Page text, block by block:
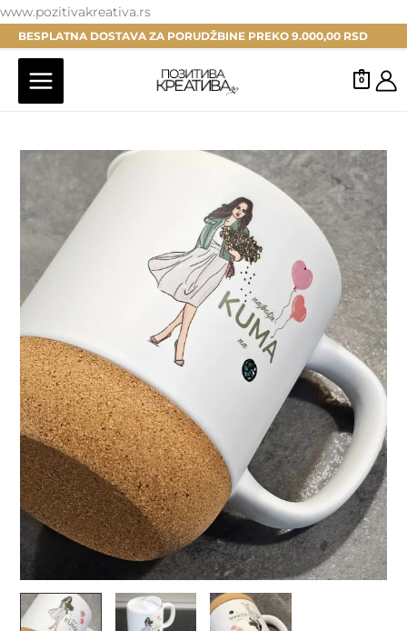
www.pozitivakreativa.rsPređi
na
BESPLATNA DOSTAVA ZA PORUDŽBINE PREKO 9.000,00 RSD
0